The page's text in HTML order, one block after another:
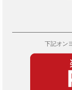
下記オン